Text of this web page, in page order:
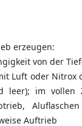
erzeugen:
von der
Luft oder Nitrox
leer); im vollen
Auftrieb